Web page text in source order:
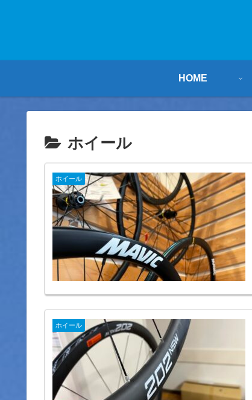
HOME
ホイール
ホイール
ホイール